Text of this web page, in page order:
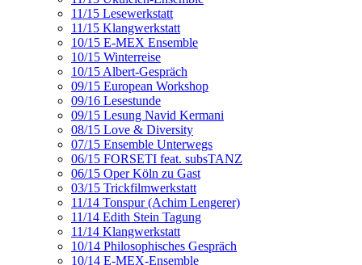
11/15 Lesewerkstatt
11/15 Klangwerkstatt
10/15 E-MEX Ensemble
10/15 Winterreise
10/15 Albert-Gespräch
09/15 European Workshop
09/16 Lesestunde
09/15 Lesung Navid Kermani
08/15 Love & Diversity
07/15 Ensemble Unterwegs
06/15 FORSETI feat. subsTANZ
06/15 Oper Köln zu Gast
03/15 Trickfilmwerkstatt
11/14 Tonspur (Achim Lengerer)
11/14 Edith Stein Tagung
11/14 Klangwerkstatt
10/14 Philosophisches Gespräch
10/14 E-MEX-Ensemble